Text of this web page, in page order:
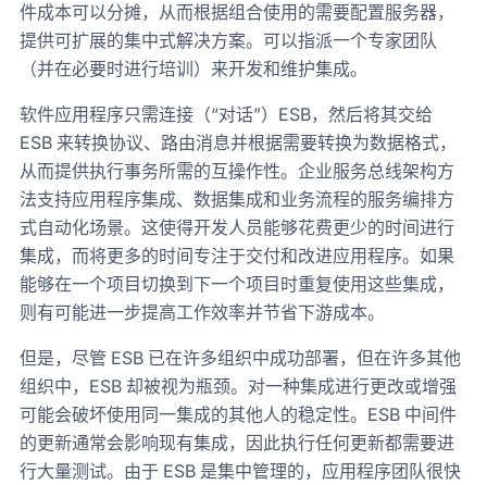
件成本可以分摊，从而根据组合使用的需要配置服务器，
提供可扩展的集中式解决方案。可以指派一个专家团队
（并在必要时进行培训）来开发和维护集成。
软件应用程序只需连接（“对话”）ESB，然后将其交给
ESB 来转换协议、路由消息并根据需要转换为数据格式，
从而提供执行事务所需的互操作性。企业服务总线架构方
法支持应用程序集成、数据集成和业务流程的服务编排方
式自动化场景。这使得开发人员能够花费更少的时间进行
集成，而将更多的时间专注于交付和改进应用程序。如果
能够在一个项目切换到下一个项目时重复使用这些集成，
则有可能进一步提高工作效率并节省下游成本。
但是，尽管 ESB 已在许多组织中成功部署，但在许多其他
组织中，ESB 却被视为瓶颈。对一种集成进行更改或增强
可能会破坏使用同一集成的其他人的稳定性。ESB 中间件
的更新通常会影响现有集成，因此执行任何更新都需要进
行大量测试。由于 ESB 是集中管理的，应用程序团队很快